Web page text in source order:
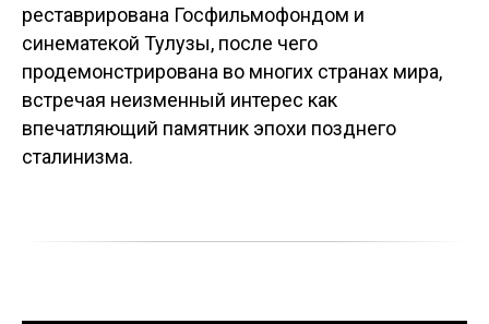
реставрирована Госфильмофондом и
синематекой Тулузы, после чего
продемонстрирована во многих странах мира,
встречая неизменный интерес как
впечатляющий памятник эпохи позднего
сталинизма.